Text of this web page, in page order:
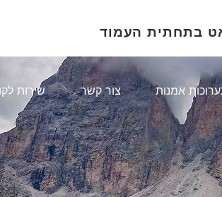
בתחתית העמוד
שירות צור קשר אמנות